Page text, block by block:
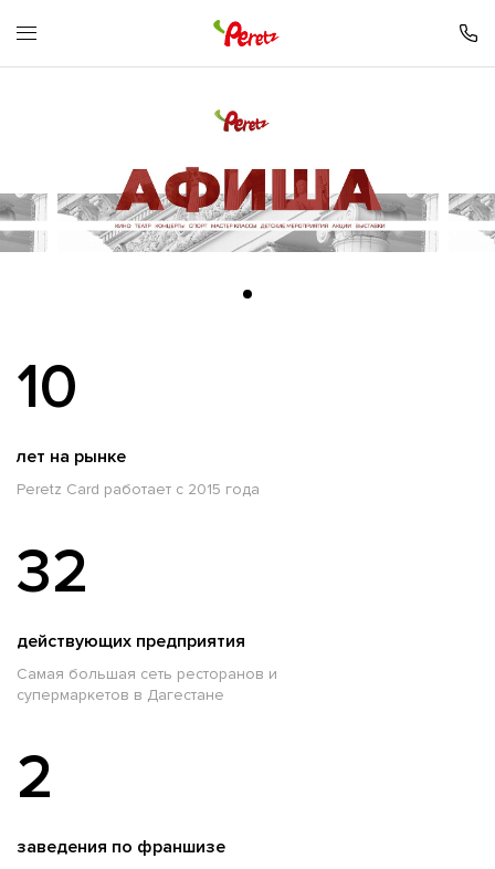
10
лет на рынке
Peretz Card работает с 2015 года
32
действующих предприятия
Самая большая сеть ресторанов и
супермаркетов в Дагестане
2
заведения по франшизе